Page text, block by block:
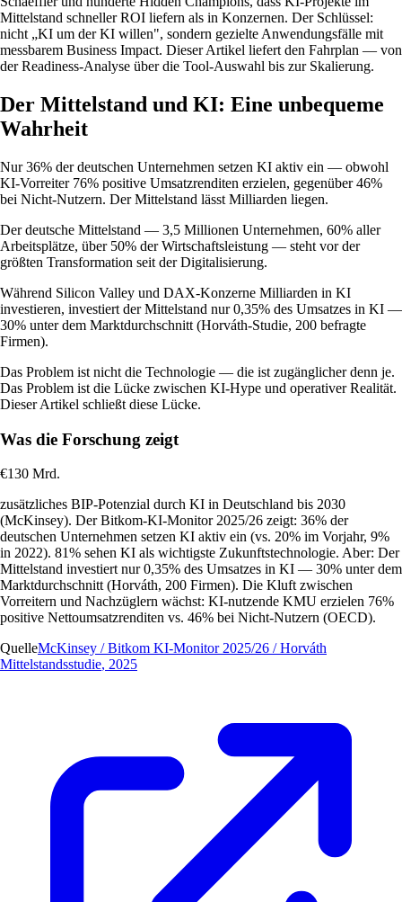
Mittelstand schneller ROI liefern als in Konzernen. Der Schlüssel:
nicht „KI um der KI willen", sondern gezielte Anwendungsfälle mit
messbarem Business Impact. Dieser Artikel liefert den Fahrplan — von
der Readiness-Analyse über die Tool-Auswahl bis zur Skalierung.
Der Mittelstand und KI: Eine unbequeme
Wahrheit
Nur 36% der deutschen Unternehmen setzen KI aktiv ein — obwohl
KI-Vorreiter 76% positive Umsatzrenditen erzielen, gegenüber 46%
bei Nicht-Nutzern. Der Mittelstand lässt Milliarden liegen.
Der deutsche Mittelstand — 3,5 Millionen Unternehmen, 60% aller
Arbeitsplätze, über 50% der Wirtschaftsleistung — steht vor der
größten Transformation seit der Digitalisierung.
Während Silicon Valley und DAX-Konzerne Milliarden in KI
investieren, investiert der Mittelstand nur 0,35% des Umsatzes in KI —
30% unter dem Marktdurchschnitt (Horváth-Studie, 200 befragte
Firmen).
Das Problem ist nicht die Technologie — die ist zugänglicher denn je.
Das Problem ist die Lücke zwischen KI-Hype und operativer Realität.
Dieser Artikel schließt diese Lücke.
Was die Forschung zeigt
€130 Mrd.
zusätzliches BIP-Potenzial durch KI in Deutschland bis 2030
(McKinsey). Der Bitkom-KI-Monitor 2025/26 zeigt: 36% der
deutschen Unternehmen setzen KI aktiv ein (vs. 20% im Vorjahr, 9%
in 2022). 81% sehen KI als wichtigste Zukunftstechnologie. Aber: Der
Mittelstand investiert nur 0,35% des Umsatzes in KI — 30% unter dem
Marktdurchschnitt (Horváth, 200 Firmen). Die Kluft zwischen
Vorreitern und Nachzüglern wächst: KI-nutzende KMU erzielen 76%
positive Nettoumsatzrenditen vs. 46% bei Nicht-Nutzern (OECD).
QuelleMcKinsey / Bitkom KI-Monitor 2025/26 / Horváth
Mittelstandsstudie, 2025